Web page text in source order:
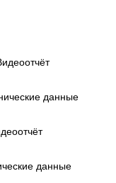
данные
данные